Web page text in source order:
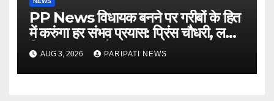
PP News विधायक बनने पर गरीबों के हित
में करुंगा हर संभव प्रयास: प्रिंस चौधरी, लगाई
किसान मजदूर चौपाल
AUG 3, 2026 PARIPATI NEWS